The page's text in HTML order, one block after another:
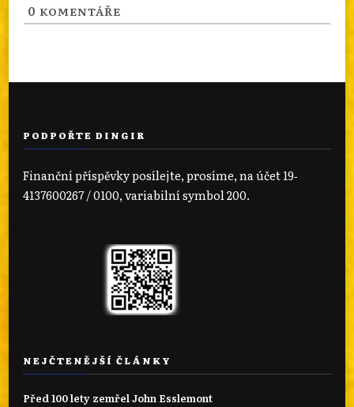
0 KOMENTÁŘE
PODPOŘTE DINGIR
Finanční příspěvky posílejte, prosíme, na účet 19‐
4137600267 / 0100, variabilní symbol 200.
NEJČTENĚJŠÍ ČLÁNKY
Před 100 lety zemřel John Esslemont